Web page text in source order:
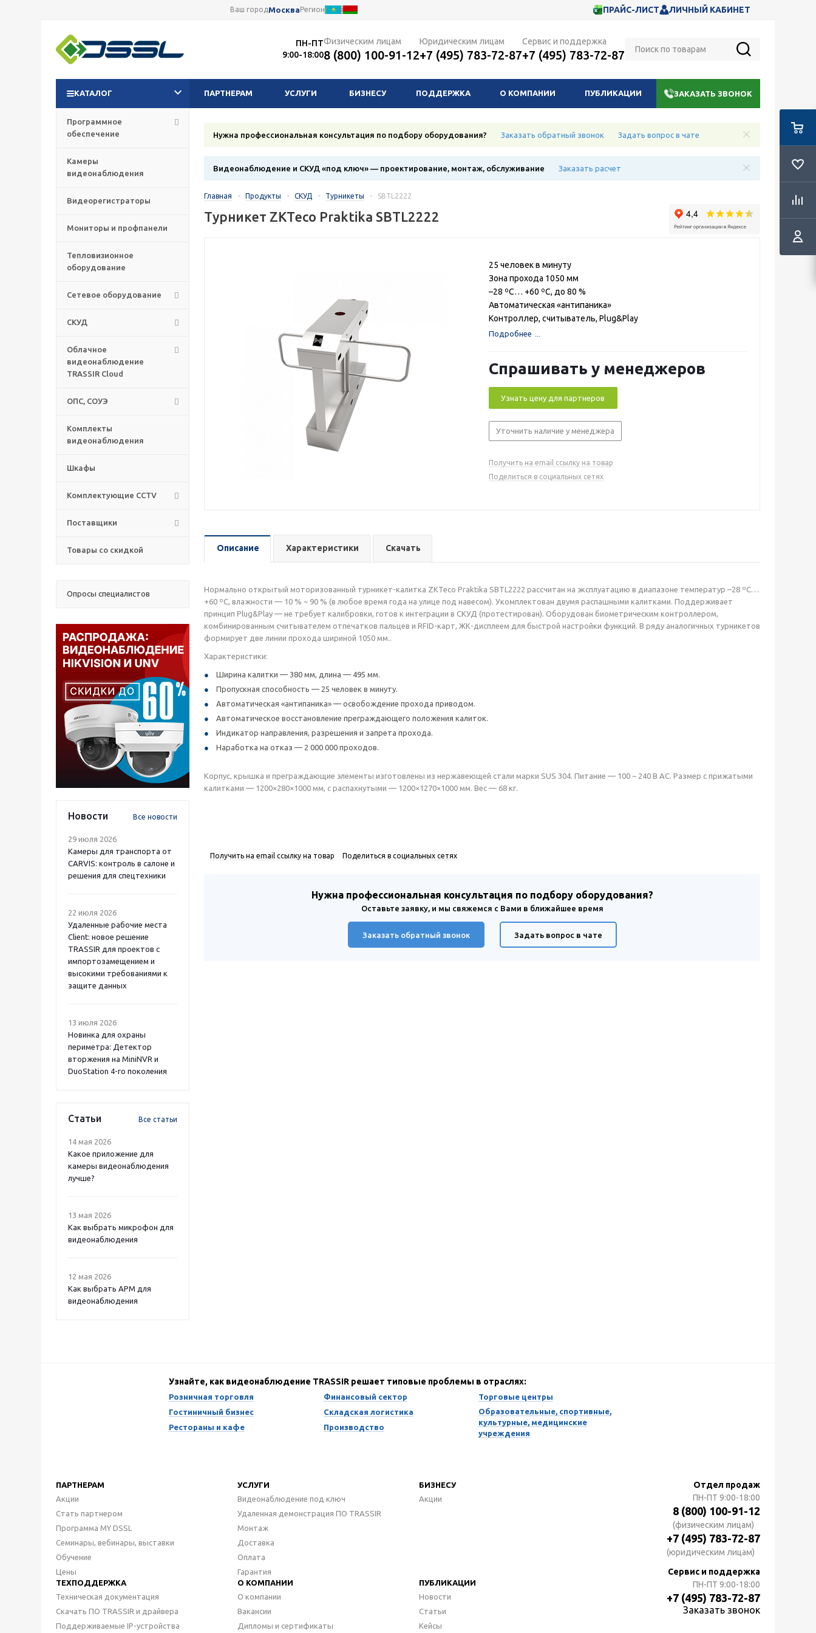
Ваш городМоскваРегион ПРАЙС-ЛИСТ ЛИЧНЫЙ КАБИНЕТ
ПН-ПТ
9:00-18:00
Физическим лицам
8 (800) 100-91-12
Юридическим лицам
+7 (495) 783-72-87
Сервис и поддержка
+7 (495) 783-72-87
КАТАЛОГ ПАРТНЕРАМ УСЛУГИ БИЗНЕСУ ПОДДЕРЖКА О КОМПАНИИ ПУБЛИКАЦИИ ЗАКАЗАТЬ ЗВОНОК
Программное
обеспечение
Камеры
видеонаблюдения
Видеорегистраторы
Мониторы и профпанели
Тепловизионное
оборудование
Сетевое оборудование
СКУД
Облачное
видеонаблюдение
TRASSIR Cloud
ОПС, СОУЭ
Комплекты
видеонаблюдения
Шкафы
Комплектующие CCTV
Поставщики
Товары со скидкой
Опросы специалистов
Новости Все новости
29 июля 2026
Камеры для транспорта от
CARVIS: контроль в салоне и
решения для спецтехники
22 июля 2026
Удаленные рабочие места
Client: новое решение
TRASSIR для проектов с
импортозамещением и
высокими требованиями к
защите данных
13 июля 2026
Новинка для охраны
периметра: Детектор
вторжения на MiniNVR и
DuoStation 4-го поколения
Статьи Все статьи
14 мая 2026
Какое приложение для
камеры видеонаблюдения
лучше?
13 мая 2026
Как выбрать микрофон для
видеонаблюдения
12 мая 2026
Как выбрать APM для
видеонаблюдения
Нужна профессиональная консультация по подбору оборудования? Заказать обратный звонок Задать вопрос в чате
Видеонаблюдение и СКУД «под ключ» — проектирование, монтаж, обслуживание Заказать расчет
Главная - Продукты - СКУД - Турникеты - SBTL2222
Турникет ZKTeco Praktika SBTL2222
25 человек в минуту
Зона прохода 1050 мм
–28 ºС… +60 ºС, до 80 %
Автоматическая «антипаника»
Контроллер, считыватель, Plug&Play
Подробнее
Спрашивать у менеджеров
Узнать цену для партнеров
Уточнить наличие у менеджера
Получить на email ссылку на товар
Поделиться в социальных сетях
Описание Характеристики Скачать
Нормально открытый моторизованный турникет-калитка ZKTeco Praktika SBTL2222 рассчитан на эксплуатацию в диапазоне температур –28 ºС…
+60 ºС, влажности — 10 % ~ 90 % (в любое время года на улице под навесом). Укомплектован двумя распашными калитками. Поддерживает
принцип Plug&Play — не требует калибровки, готов к интеграции в СКУД (протестирован). Оборудован биометрическим контроллером,
комбинированным считывателем отпечатков пальцев и RFID-карт, ЖК-дисплеем для быстрой настройки функций. В ряду аналогичных турникетов
формирует две линии прохода шириной 1050 мм..
Характеристики:
Ширина калитки — 380 мм, длина — 495 мм.
Пропускная способность — 25 человек в минуту.
Автоматическая «антипаника» — освобождение прохода приводом.
Автоматическое восстановление преграждающего положения калиток.
Индикатор направления, разрешения и запрета прохода.
Наработка на отказ — 2 000 000 проходов.
Корпус, крышка и преграждающие элементы изготовлены из нержавеющей стали марки SUS 304. Питание — 100 ~ 240 В AC. Размер с прижатыми
калитками — 1200×280×1000 мм, с распахнутыми — 1200×1270×1000 мм. Вес — 68 кг.
Получить на email ссылку на товар Поделиться в социальных сетях
Нужна профессиональная консультация по подбору оборудования?
Оставьте заявку, и мы свяжемся с Вами в ближайшее время
Заказать обратный звонок Задать вопрос в чате
Узнайте, как видеонаблюдение TRASSIR решает типовые проблемы в отраслях:
Розничная торговля
Гостиничный бизнес
Рестораны и кафе
Финансовый сектор
Складская логистика
Производство
Торговые центры
Образовательные, спортивные,
культурные, медицинские
учреждения
ПАРТНЕРАМ
Акции
Стать партнером
Программа MY DSSL
Семинары, вебинары, выставки
Обучение
Цены
УСЛУГИ
Видеонаблюдение под ключ
Удаленная демонстрация ПО TRASSIR
Монтаж
Доставка
Оплата
Гарантия
БИЗНЕСУ
Акции
ТЕХПОДДЕРЖКА
Техническая документация
Скачать ПО TRASSIR и драйвера
Поддерживаемые IP-устройства
О КОМПАНИИ
О компании
Вакансии
Дипломы и сертификаты
ПУБЛИКАЦИИ
Новости
Статьи
Кейсы
Отдел продаж
ПН-ПТ 9:00-18:00
8 (800) 100-91-12
(физическим лицам)
+7 (495) 783-72-87
(юридическим лицам)
Сервис и поддержка
ПН-ПТ 9:00-18:00
+7 (495) 783-72-87
Заказать звонок